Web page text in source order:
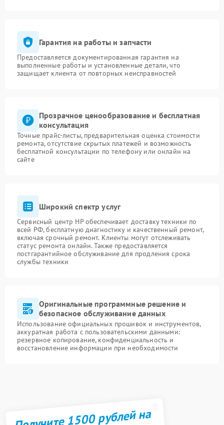
Гарантия на работы и запчасти
Предоставляется документированная гарантия на
выполненные работы и установленные детали, что
защищает клиента от повторных неисправностей
Прозрачное ценообразование и бесплатная
консультация
Точные прайс-листы, предварительная оценка стоимости
ремонта, отсутствие скрытых платежей и возможность
бесплатной консультации по телефону или онлайн на
сайте
Широкий спектр услуг
Сервисный центр HP обеспечивает доставку техники по
всей РФ, бесплатную диагностику и качественный ремонт,
включая срочный ремонт. Клиенты могут отслеживать
статус ремонта онлайн. Также предоставляется
постгарантийное обслуживание для продления срока
службы техники
Оригинальные программные решение и
безопасное обслуживание данных
Использование официальных прошивок и инструментов,
аккуратная работа с пользовательскими данными:
резервное копирование, конфиденциальность и
восстановление информации при необходимости